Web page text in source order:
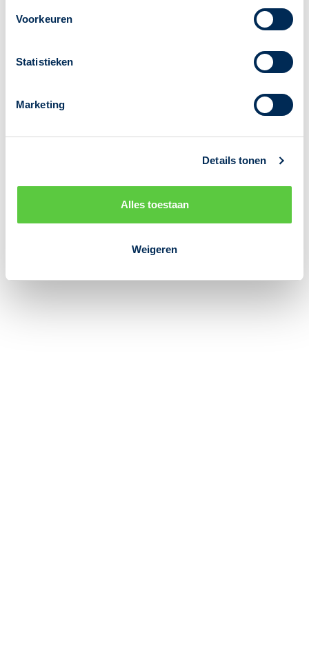
Voorkeuren
Statistieken
Marketing
Details tonen
Alles toestaan
Weigeren